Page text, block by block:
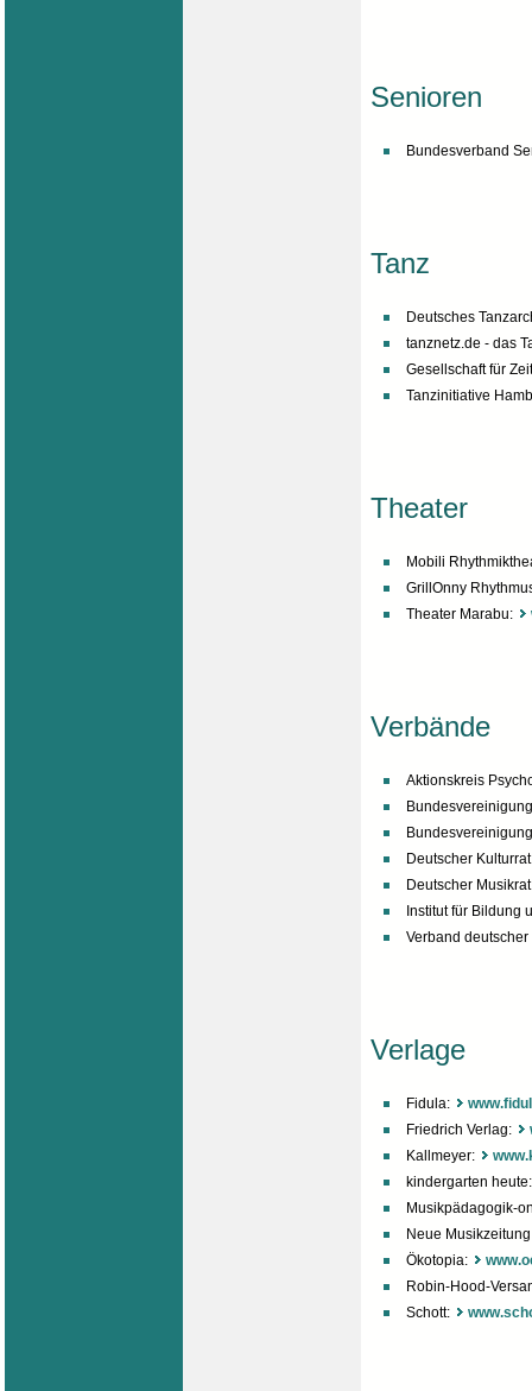
Senioren
Bundesverband
Tanz
Deutsches
tanznetz.de - das
Gesellschaft für
Tanzinitiative
Theater
Mobili
GrillOnny
Theater Marabu:
Verbände
Aktionskreis
Deutscher
Deutscher
Institut für Bildung
Verband
Verlage
Fidula:
Friedrich Verlag:
Kallmeyer:
kindergarten
Musikpädagogik-
Neue
Ökotopia:
Robin-Hood-
Schott: